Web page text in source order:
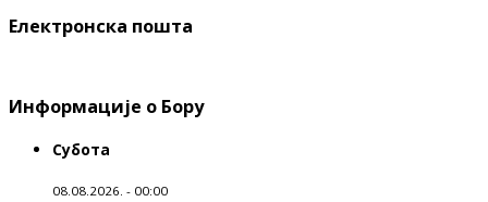
Електронска пошта
Информације о Бору
Субота
08.08.2026. - 00:00